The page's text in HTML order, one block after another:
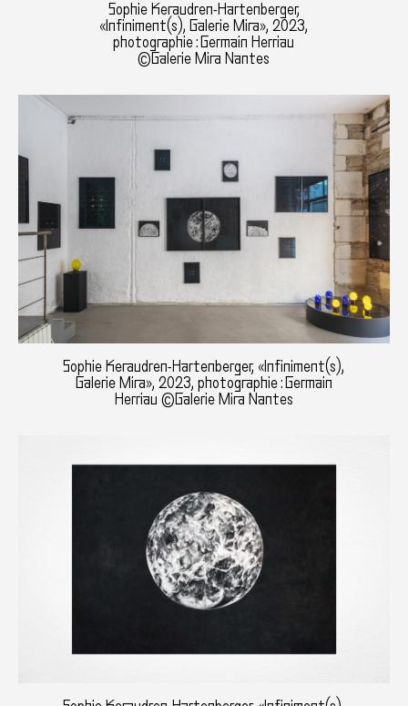
Sophie Keraudren-Hartenberger,
«Infiniment(s), Galerie Mira», 2023,
photographie : Germain Herriau
©Galerie Mira Nantes
Sophie Keraudren-Hartenberger, «Infiniment(s),
Galerie Mira», 2023, photographie : Germain
Herriau ©Galerie Mira Nantes